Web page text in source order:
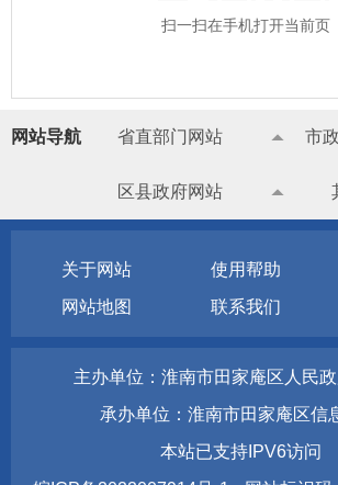
扫一扫在手机打开当前页
网站导航 省直部门网站 市
区县政府网站
关于网站 使用帮助
网站地图
联系我们
主办单位：淮南市田家庵区人民
承办单位：淮南市田家庵区信
本站已支持IPV6访问